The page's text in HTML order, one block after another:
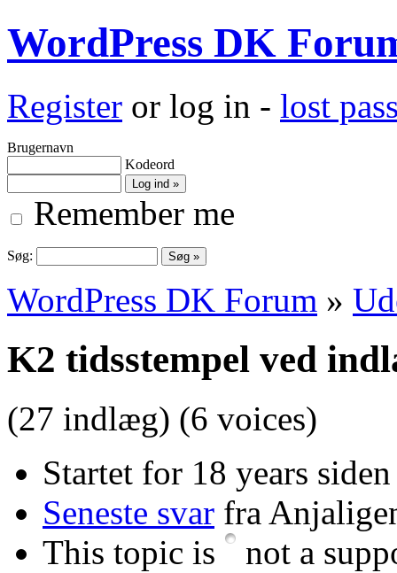
WordPress DK
Register or log in - lost
Brugernavn
Kodeord
Remember me
Søg:
WordPress DK Forum »
K2 tidsstempel ved
(27 indlæg) (6 voices)
Startet for 18 years
Seneste svar fra
This topic is
not a